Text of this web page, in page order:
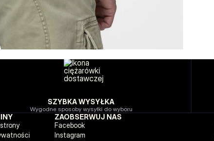
SZYBKA WYSYŁKA
Wygodne sposoby wysyłki do wyboru
ZAOBSERWUJ NAS
Facebook
Instagram